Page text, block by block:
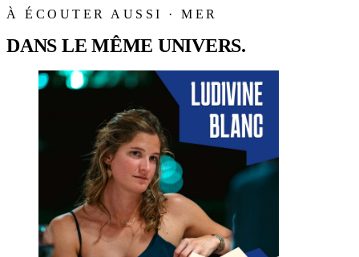
À ÉCOUTER AUSSI · MER
DANS LE MÊME UNIVERS.